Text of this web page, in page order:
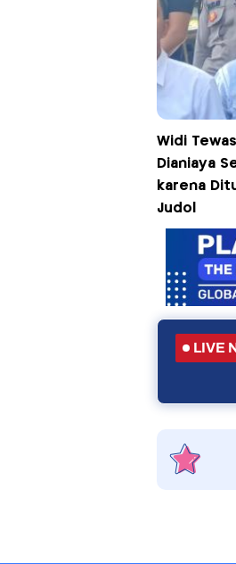
Widi
Dianiaya
karena
Judol
LIVE